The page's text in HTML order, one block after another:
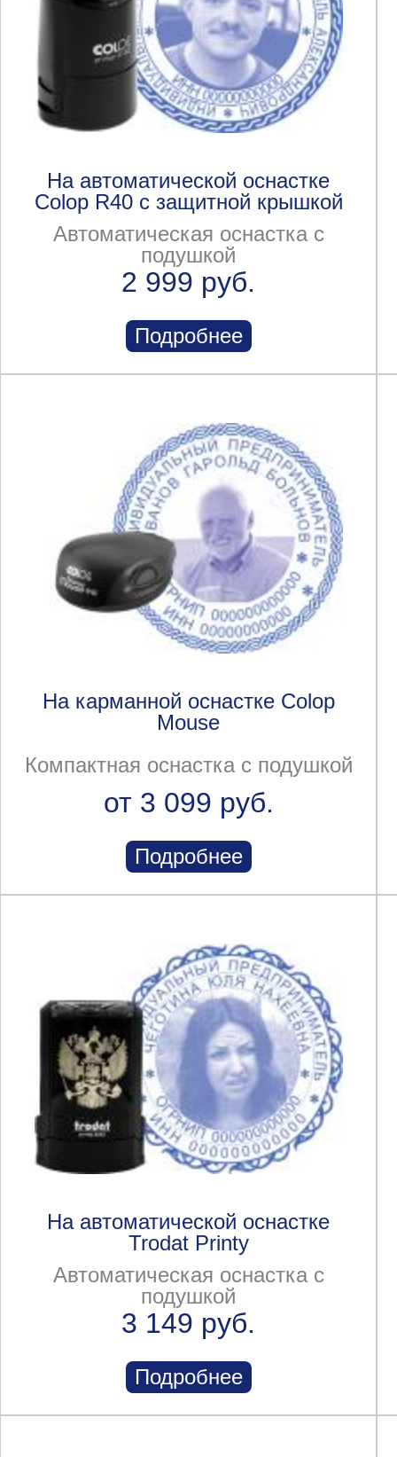
На автоматической оснастке
Colop R40 с защитной крышкой
Автоматическая оснастка с
подушкой
2 999 руб.
Подробнее
На карманной оснастке Colop
Mouse
Компактная оснастка с подушкой
от 3 099 руб.
Подробнее
На автоматической оснастке
Trodat Printy
Автоматическая оснастка с
подушкой
3 149 руб.
Подробнее